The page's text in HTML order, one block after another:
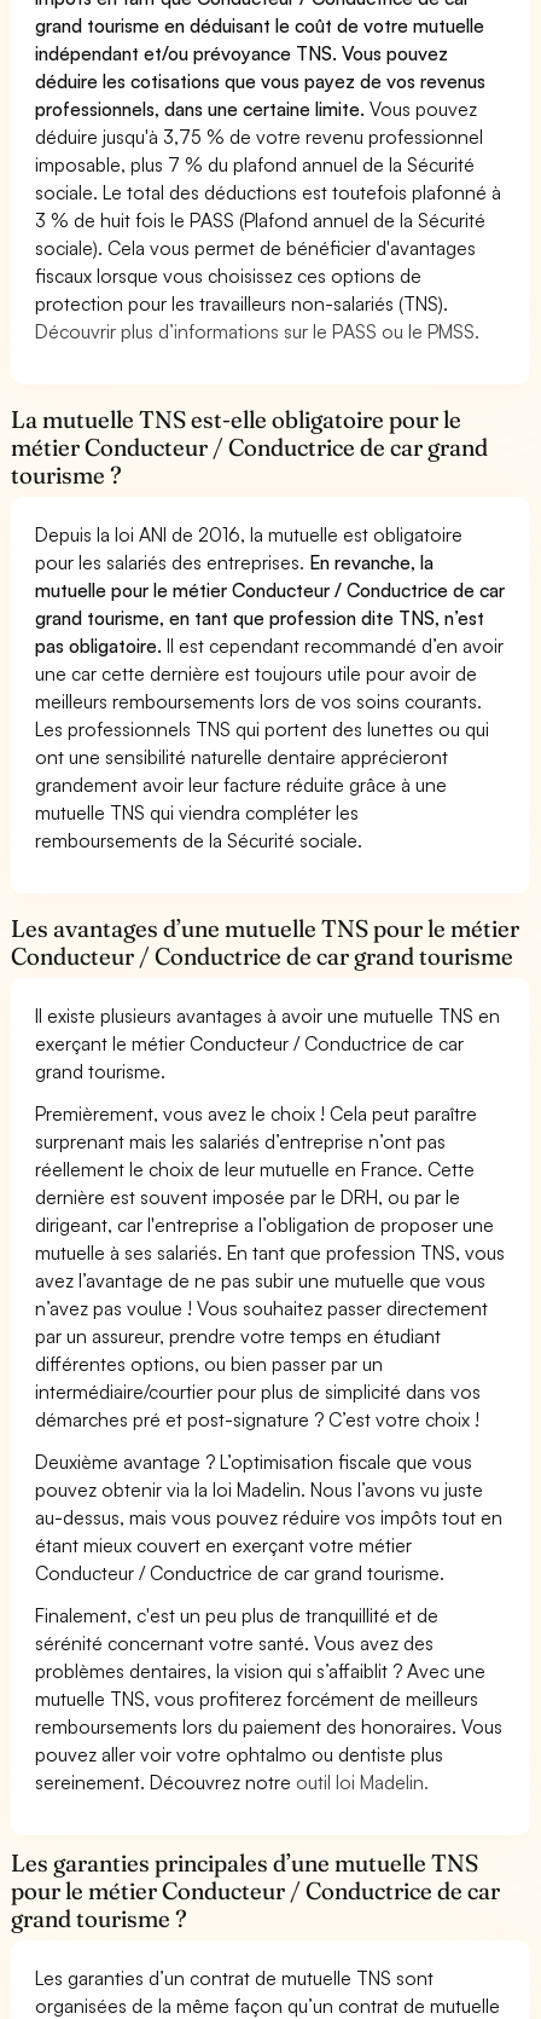
grand tourisme en déduisant le coût de votre mutuelle
indépendant et/ou prévoyance TNS. Vous pouvez
déduire les cotisations que vous payez de vos revenus
professionnels, dans une certaine limite.Vous pouvez
déduire jusqu'à 3,75 % de votre revenu professionnel
imposable, plus 7 % du plafond annuel de la Sécurité
sociale. Le total des déductions est toutefois plafonné à
3 % de huit fois le PASS (Plafond annuel de la Sécurité
sociale). Cela vous permet de bénéficier d'avantages
fiscaux lorsque vous choisissez ces options de
protection pour les travailleurs non-salariés (TNS).
Découvrir plus d’informations sur le PASS ou le PMSS.
La mutuelle TNS est-elle obligatoire pour le
métier Conducteur / Conductrice de car grand
tourisme ?
Depuis la loi ANI de 2016, la mutuelle est obligatoire
pour les salariés des entreprises. En revanche, la
mutuelle pour le métier Conducteur / Conductrice de car
grand tourisme, en tant que profession dite TNS, n’est
pas obligatoire.Il est cependant recommandé d’en avoir
une car cette dernière est toujours utile pour avoir de
meilleurs remboursements lors de vos soins courants.
Les professionnels TNS qui portent des lunettes ou qui
ont une sensibilité naturelle dentaire apprécieront
grandement avoir leur facture réduite grâce à une
mutuelle TNS qui viendra compléter les
remboursements de la Sécurité sociale.
Les avantages d’une mutuelle TNS pour le métier
Conducteur / Conductrice de car grand tourisme
Il existe plusieurs avantages à avoir une mutuelle TNS en
exerçant le métier Conducteur / Conductrice de car
grand tourisme.
Premièrement, vous avez le choix ! Cela peut paraître
surprenant mais les salariés d’entreprise n’ont pas
réellement le choix de leur mutuelle en France. Cette
dernière est souvent imposée par le DRH, ou par le
dirigeant, car l'entreprise a l’obligation de proposer une
mutuelle à ses salariés. En tant que profession TNS, vous
avez l’avantage de ne pas subir une mutuelle que vous
n’avez pas voulue ! Vous souhaitez passer directement
par un assureur, prendre votre temps en étudiant
différentes options, ou bien passer par un
intermédiaire/courtier pour plus de simplicité dans vos
démarches pré et post-signature ? C’est votre choix !
Deuxième avantage ? L’optimisation fiscale que vous
pouvez obtenir via la loi Madelin. Nous l’avons vu juste
au-dessus, mais vous pouvez réduire vos impôts tout en
étant mieux couvert en exerçant votre métier
Conducteur / Conductrice de car grand tourisme.
Finalement, c'est un peu plus de tranquillité et de
sérénité concernant votre santé. Vous avez des
problèmes dentaires, la vision qui s’affaiblit ? Avec une
mutuelle TNS, vous profiterez forcément de meilleurs
remboursements lors du paiement des honoraires. Vous
pouvez aller voir votre ophtalmo ou dentiste plus
sereinement. Découvrez notre outil loi Madelin.
Les garanties principales d’une mutuelle TNS
pour le métier Conducteur / Conductrice de car
grand tourisme ?
Les garanties d’un contrat de mutuelle TNS sont
organisées de la même façon qu’un contrat de mutuelle